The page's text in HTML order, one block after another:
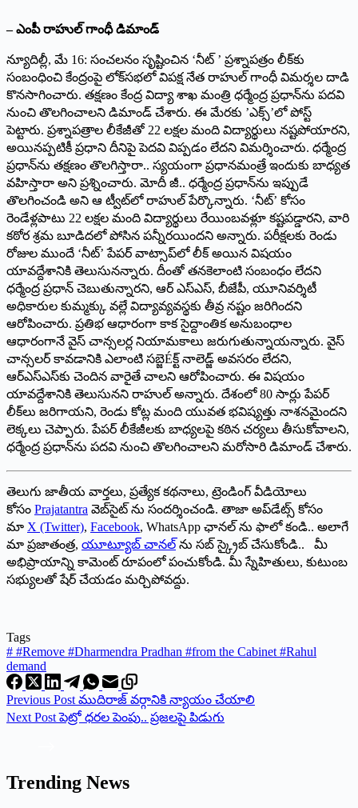
– ఎంపీ రాహుల్ గాంధీ డిమాండ్
న్యూదిల్లీ, మే 16: సంచలనం సృష్టించిన ‘నీట్ ’ ప్రశ్నాపత్రం లీక్‌కు
సంబంధించి కేంద్రంపై లోక్‌సభలో విపక్ష నేత రాహుల్ గాంధీ విమర్శల దాడి
కొనసాగించారు. తక్షణం కేంద్ర విద్యా శాఖ మంత్రి ధర్మేంద్ర ప్రధాన్‌ను పదవి
నుంచి తొలగించాలని డిమాండ్ చేశారు. ఈ మేరకు ’ఎక్స్’లో పోస్ట్
పెట్టారు. ప్రశ్నాపత్రాల లీకేజీతో 22 లక్షల మంది విద్యార్థులు నష్టపోయారని,
అయినప్పటికీ ప్రధాని దీనిపై పెదవి విప్పడం లేదని విమర్శించారు. ధర్మేంద్ర
ప్రధాన్‌ను తక్షణం తొలగిస్తారా.. స్యయంగా ప్రధానమంత్రే ఇందుకు బాధ్యత
వహిస్తారా అని ప్రశ్నించారు. మోదీ జీ.. ధర్మేంద్ర ప్రధాన్‌ను ఇప్పుడే
తొలగించండి అని ఆ ట్వీట్‌లో రాహుల్ పేర్కొన్నారు. ‘నీట్’ కోసం
రెండేళ్లపాటు 22 లక్షల మంది విద్యార్థులు రేయింబవళ్లూ కష్టపడ్డారని, వారి
కఠోర శ్రమ బూడిదలో పోసిన పన్నీరయిందని అన్నారు. పరీక్షలకు రెండు
రోజుల ముందే ‘నీట్’ పేపర్ వాట్సాప్‌లో లీక్ అయిన విషయం
యావద్దేశానికి తెలుసునన్నారు. దీంతో తనకెలాంటి సంబంధం లేదని
ధర్మేంద్ర ప్రధాన్ చెబుతున్నారని, ఆర్ ఎస్ఎస్, బీజేపీ, యూనివర్శిటీ
అధికారుల కుమ్మక్కు వల్లే విద్యావ్యవస్థకు తీవ్ర నష్టం జరిగిందని
ఆరోపించారు. ప్రతిభ ఆధారంగా కాక సైద్దాంతిక అనుబంధాల
ఆధారంగానే వైస్ చాన్సలర్ల నియామకాలు జరుగుతున్నాయన్నారు. వైస్
చాన్సలర్ కావడానికి ఎలాంటి సబ్జెÉక్ట్ నాలెడ్జ్ అవసరం లేదని,
ఆర్ఎస్‌ఎస్‌కు చెందిన వారైతే చాలని ఆరోపించారు. ఈ విషయం
యావద్దేశానికి తెలుసునని రాహుల్ అన్నారు. దేశంలో 80 సార్లు పేపర్
లీక్‌లు జరిగాయని, రెండు కోట్ల మంది యువత భవిష్యత్తు నాశనమైందని
లెక్కలు చెప్పారు. పేపర్ లీకేజీలకు బాధ్యలపై కఠిన చర్యలు తీసుకోవాలని,
ధర్మేంద్ర ప్రధాన్‌ను పదవి నుంచి తొలగించాలని మరోసారి డిమాండ్ చేశారు.
తెలుగు జాతీయ వార్తలు, ప్రత్యేక కథనాలు, ట్రెండింగ్ వీడియోలు
కోసం Prajatantra వెబ్‌సైట్ ను సందర్శించండి. తాజా అప్‌డేట్స్ కోసం
మా X (Twitter), Facebook, WhatsApp ఛానల్ ను ఫాలో కండి.. అలాగే
మా ప్రజాతంత్ర, యూట్యూబ్ చానల్ ను సబ్ స్క్రైబ్ చేసుకోండి.. మీ
అభిప్రాయాన్ని కామెంట్ రూపంలో పంచుకోండి. మీ స్నేహితులు, కుటుంబ
సభ్యులతో షేర్ చేయడం మర్చిపోవద్దు.
Tags
# #Remove #Dharmendra Pradhan #from the Cabinet #Rahul
demand
Previous Post ముదిరాజ్ వర్గానికి న్యాయం చేయాలి
Next Post పెట్రో ధరల పెంపు.. ప్రజలపై పిడుగు
Trending News